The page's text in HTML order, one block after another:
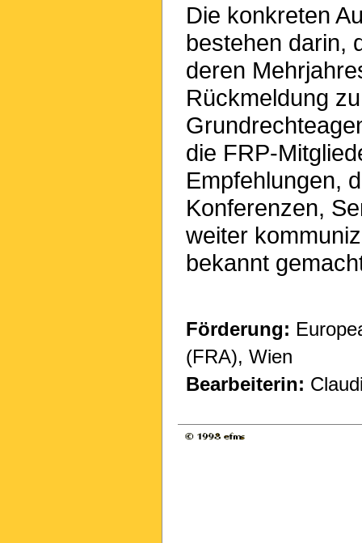
Die konkreten
bestehen darin,
deren
Rückmeldung
die FRP-
Empfehlungen,
Konferenzen,
weiter
bekannt
Förderung:
(FRA), Wien
Bearbeiterin: